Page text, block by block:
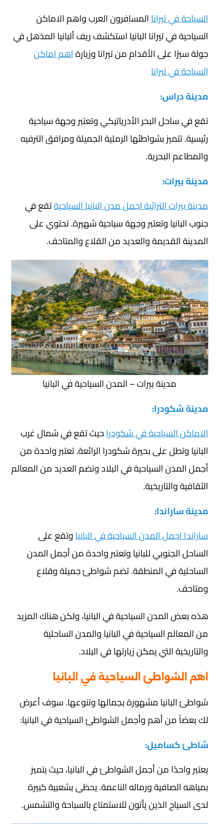
السياحة في تيراناالمسافرون العرب واهم الاماكن
السياحية في تيرانا البانيا استكشف ريف ألبانيا المذهل في
جولة سيرًا على الأقدام من تيرانا وزيارةاهم اماكن
السياحة في تيرانا
مدينة دراس:
تقع في ساحل البحر الأدرياتيكي وتعتبر وجهة سياحية
رئيسية. تتميز بشواطئها الرملية الجميلة ومرافق الترفيه
والمطاعم البحرية.
مدينة بيرات:
مدينة بيرات التراثية اجمل مدن البانيا السياحيةتقع في
جنوب البانيا وتعتبر وجهة سياحية شهيرة. تحتوي على
المدينة القديمة والعديد من القلاع والمتاحف.
مدينة بيرات – المدن السياحية في البانيا
مدينة شكودرا:
الاماكن السياحية في شكودراحيث تقع في شمال غرب
البانيا وتطل على بحيرة شكودرا الرائعة. تعتبر واحدة من
أجمل المدن السياحية في البلاد وتضم العديد من المعالم
الثقافية والتاريخية.
مدينة ساراندا:
ساراندا اجمل المدن السياحية في البانياوتقع على
الساحل الجنوبي للبانيا وتعتبر واحدة من أجمل المدن
الساحلية في المنطقة. تضم شواطئ جميلة وقلاع
ومتاحف.
هذه بعض المدن السياحية في البانيا، ولكن هناك المزيد
من المعالم السياحية في البانيا والمدن الساحلية
والتاريخية التي يمكن زيارتها في البلاد.
اهم الشواطئ السياحية في البانيا
شواطئ البانيا مشهورة بجمالها وتنوعها. سوف أعرض
لك بعضاً من أهم وأجمل الشواطئ السياحية في البانيا:
شاطئ كساميل:
يعتبر واحدًا من أجمل الشواطئ في البانيا، حيث يتميز
بمياهه الصافية ورماله الناعمة. يحظى بشعبية كبيرة
لدى السياح الذين يأتون للاستمتاع بالسباحة والتشمس.